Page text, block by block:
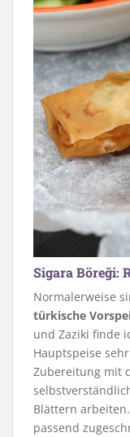
Sigara Böreği:
Normalerweise
türkische
und Zaziki finde
Hauptspeise
Zubereitung mit
Blättern
passend